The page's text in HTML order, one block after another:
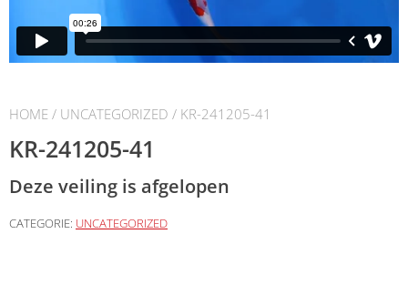
HOME / UNCATEGORIZED / KR-241205-41
KR-241205-41
Deze veiling is afgelopen
CATEGORIE: UNCATEGORIZED